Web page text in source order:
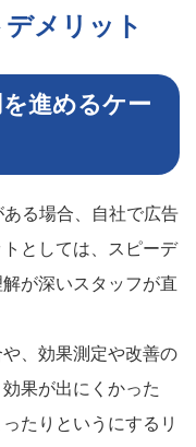
メリット
進めるケー
る場合、自社で広告
としては、スピーデ
が深いスタッフが直
、効果測定や改善の
果が出にくかった
たりというにするリ